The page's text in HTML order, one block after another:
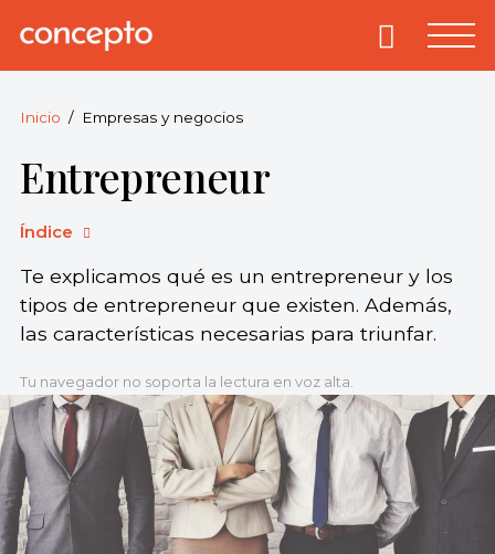
Concepto.
derechos
reservados.
Primary
Inicio Empresas y negocios
Entrepreneur
Índice
Te explicamos qué es un entrepreneur y los
tipos de entrepreneur que existen. Además,
las características necesarias para triunfar.
Tu navegador no soporta la lectura en voz alta.